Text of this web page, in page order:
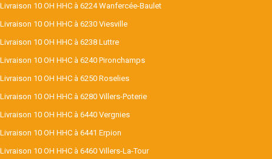
Livraison 10 OH HHC à 6224 Wanfercée-Baulet
Livraison 10 OH HHC à 6230 Viesville
Livraison 10 OH HHC à 6238 Luttre
Livraison 10 OH HHC à 6240 Pironchamps
Livraison 10 OH HHC à 6250 Roselies
Livraison 10 OH HHC à 6280 Villers-Poterie
Livraison 10 OH HHC à 6440 Vergnies
Livraison 10 OH HHC à 6441 Erpion
Livraison 10 OH HHC à 6460 Villers-La-Tour